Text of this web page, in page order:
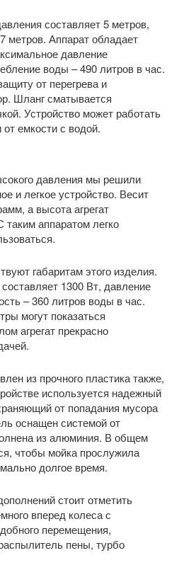
составляет 5 метров,
метров. Аппарат обладает
давление
воды – 490 литров в час.
от перегрева и
Шланг сматывается
Устройство может работать
от емкости с водой.
давления мы решили
и легкое устройство. Весит
а высота агрегат
таким аппаратом легко
габаритам этого изделия.
1300 Вт, давление
– 360 литров воды в час.
могут показаться
агрегат прекрасно
из прочного пластика также,
используется надежный
от попадания мусора
оснащен системой от
из алюминия. В общем
чтобы мойка прослужила
долгое время.
стоит отметить
вперед колеса с
перемещения,
пены, турбо